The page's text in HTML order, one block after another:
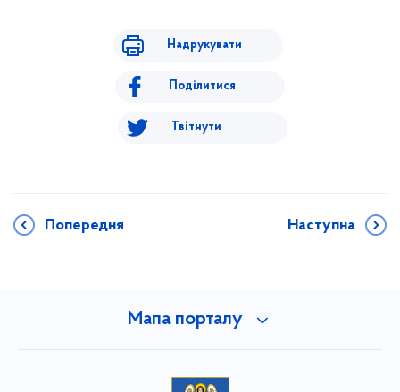
Надрукувати
Поділитися
Твітнути
Попередня Наступна
Мапа порталу